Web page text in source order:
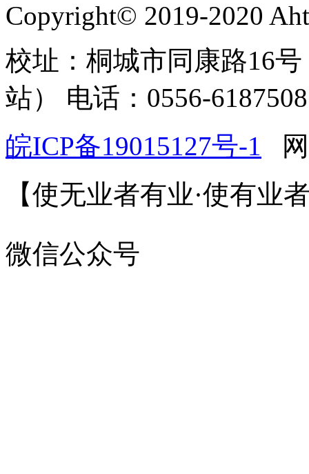
Copyright© 2019-2020
校址：桐城市同康路16
站） 电话：0556-6187508
皖ICP备19015127号-1
【使无业者有业·使有业
微信公众号